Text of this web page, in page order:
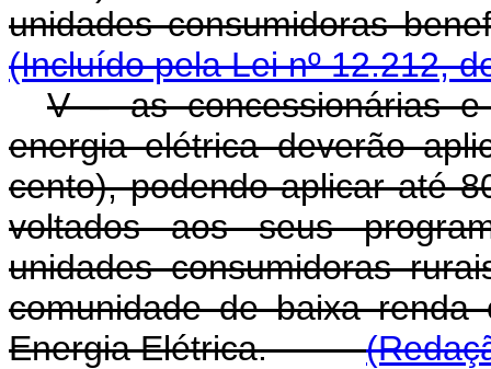
unidades consumidoras
(Incluído pela Lei nº 12.212,
V – as concessionárias
energia elétrica deverão
cento), podendo aplicar até
voltados aos seus
unidades consumidoras
comunidade de baixa
Energia Elétrica.